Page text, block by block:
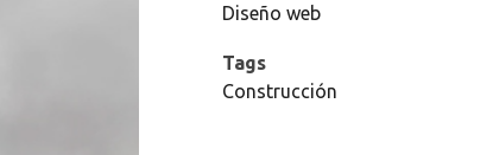
Diseño web
Tags
Construcción